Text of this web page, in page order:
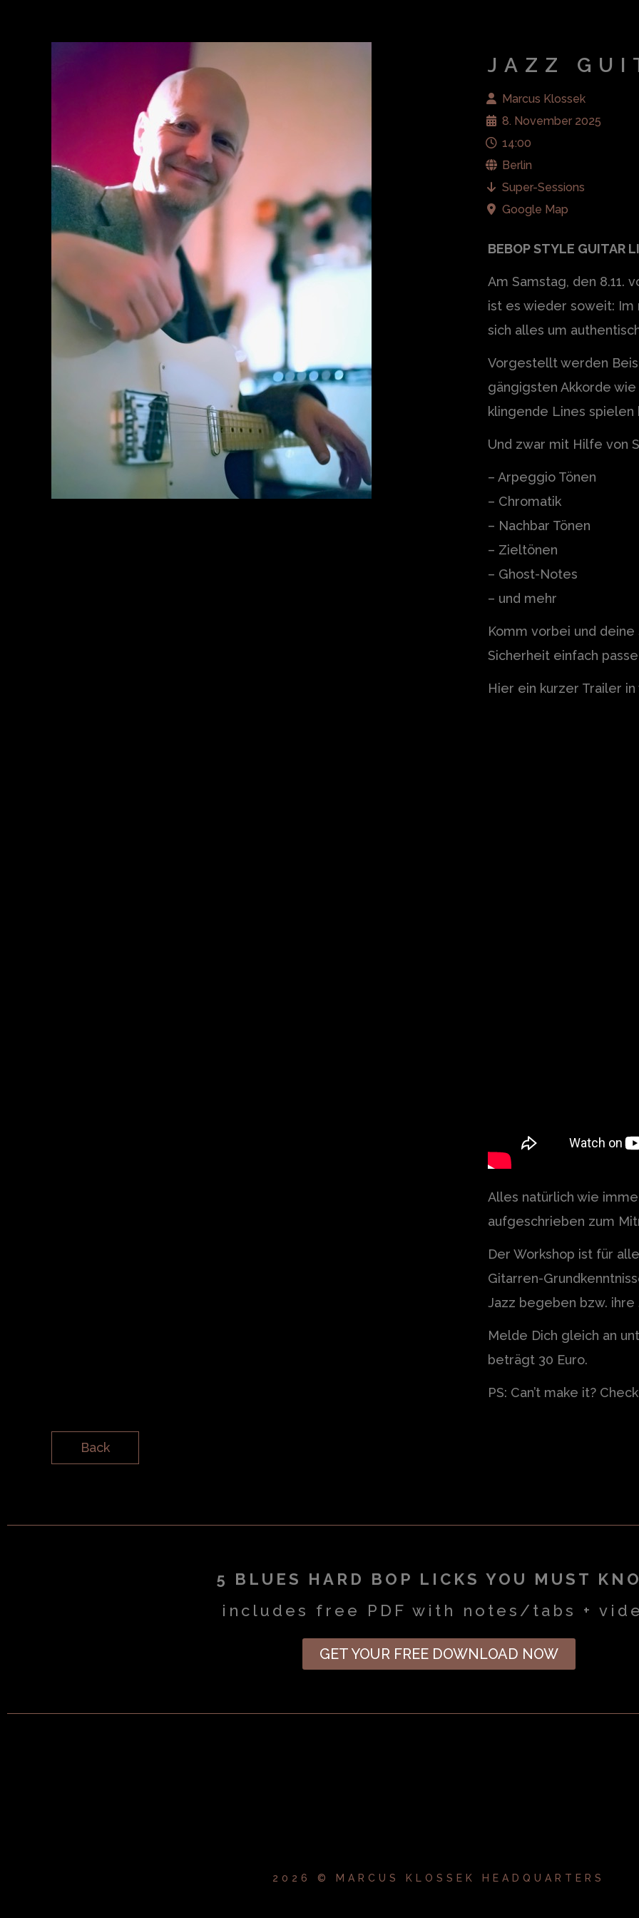
JAZZ
Marcus Klossek
8. November 2025
14:00
Berlin
Super-Sessions
Google Map
BEBOP STYLE GUITAR
Am Samstag, den 8.11.
ist es wieder soweit: Im
sich alles um
Vorgestellt werden
gängigsten Akkorde
klingende Lines spielen
Und zwar mit Hilfe von
– Arpeggio Tönen
– Chromatik
– Nachbar Tönen
– Zieltönen
– Ghost-Notes
– und mehr
Komm vorbei und
Sicherheit einfach
Hier ein kurzer Trailer
Alles natürlich wie
aufgeschrieben zum
Der Workshop ist für
Gitarren-
Jazz begeben bzw. ihre
Melde Dich gleich an
beträgt 30 Euro.
PS: Can’t make it?
Back
5 BLUES HARD BOP LICKS YOU MUST
includes free PDF with notes/tabs +
GET YOUR FREE DOWNLOAD NOW
2026 © MARCUS KLOSSEK HEADQUARTERS